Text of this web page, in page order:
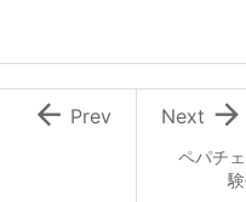
ペパチ

Next
 Prev